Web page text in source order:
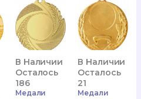
В Наличии
Осталось
186
Медали
В Наличии
Осталось
21
Медали